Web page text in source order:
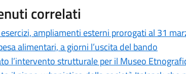
correlati
ampliamenti esterni prorogati al 31
alimentari, a giorni l’uscita del bando
l’intervento strutturale per il Museo